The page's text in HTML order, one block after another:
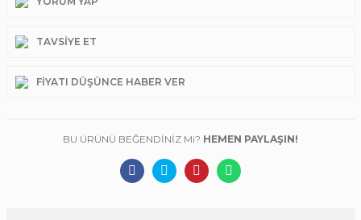
TAVSIYE ET
FIYATI DÜŞÜNCE HABER VER
BU ÜRÜNÜ BEĞENDİNİZ Mi? HEMEN PAYLAŞIN!